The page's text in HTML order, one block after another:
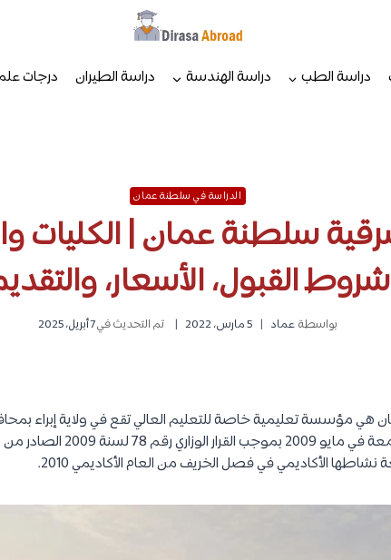
دراسة الطب دراسة الهندسة دراسة الطيران درجات
الدراسة في سلطنة عمان
سلطنة عمان | الكليات
شروط القبول، الأسعار،
بواسطة عماد 5 مارس، 2022 تم التحديث في7 أبريل، 2025
مؤسسة تعليمية خاصة للتعليم العالي تقع في ولاية إبراء
سلطنة عمان. تأسست الجامعة في
نشاطها الأكاديمي في فصل الخريف من العام الأكاديمي 2010.​